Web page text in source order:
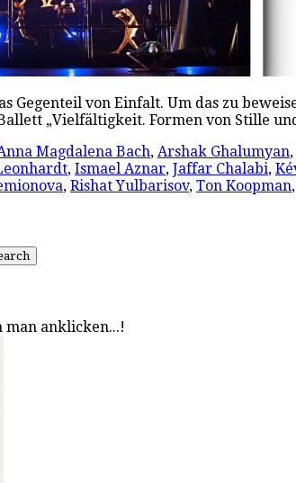
Gegenteil von Einfalt. Um das zu
„Vielfältigkeit. Formen von Stille
Magdalena Bach, Arshak Ghalumyan,
, Ismael Aznar, Jaffar Chalabi,
, Rishat Yulbarisov, Ton Koopman,
man anklicken...!